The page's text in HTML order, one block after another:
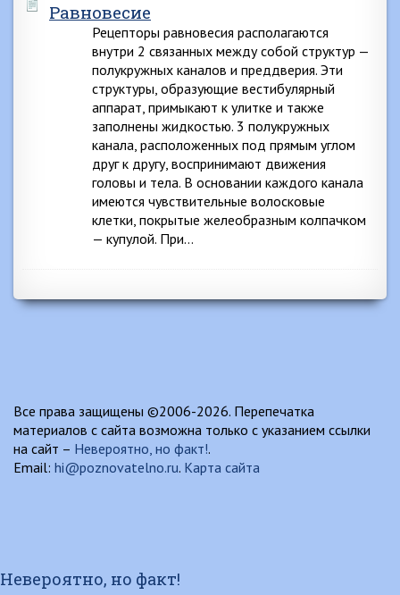
Равновесие
Рецепторы равновесия располагаются
внутри 2 связанных между собой структур —
полукружных каналов и преддверия. Эти
структуры, образующие вестибулярный
аппарат, примыкают к улитке и также
заполнены жидкостью. 3 полукружных
канала, расположенных под прямым углом
друг к другу, воспринимают движения
головы и тела. В основании каждого канала
имеются чувствительные волосковые
клетки, покрытые желеобразным колпачком
— купулой. При…
Все права защищены ©2006-2026. Перепечатка
материалов с сайта возможна только с указанием ссылки
на сайт – Невероятно, но факт!.
Email: hi@poznovatelno.ru. Карта сайта
Невероятно, но факт!